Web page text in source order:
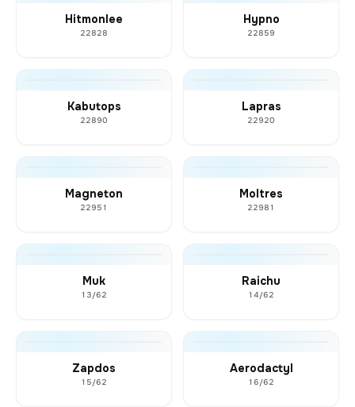
Hitmonlee
22828
Hypno
22859
Kabutops
22890
Lapras
22920
Magneton
22951
Moltres
22981
Muk
13/62
Raichu
14/62
Zapdos
15/62
Aerodactyl
16/62